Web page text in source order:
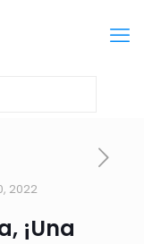
2022
¡Una